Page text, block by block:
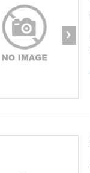
›